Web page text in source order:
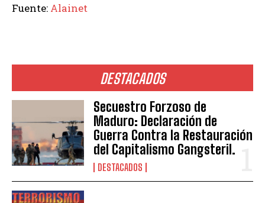
DESTACADOS
Secuestro Forzoso de
Maduro: Declaración de
Guerra Contra la Restauración
del Capitalismo Gangsteril.
DESTACADOS
Fuente: Alainet